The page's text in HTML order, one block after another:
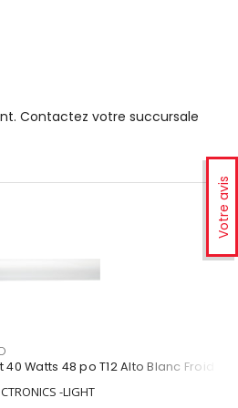
Votre avis
Contactez votre succursale
Watts 48 po T12 Alto Blanc Froid
-LIGHT